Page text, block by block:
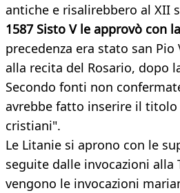
antiche e risalirebbero al XII
1587 Sisto V le approvò con
precedenza era stato san
alla recita del Rosario, dopo
Secondo fonti non
avrebbe fatto inserire il titolo
cristiani".
Le Litanie si aprono con le
seguite dalle invocazioni alla
vengono le invocazioni